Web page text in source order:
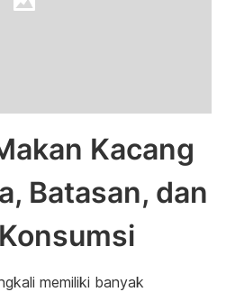
Kacang
Batasan, dan
memiliki banyak